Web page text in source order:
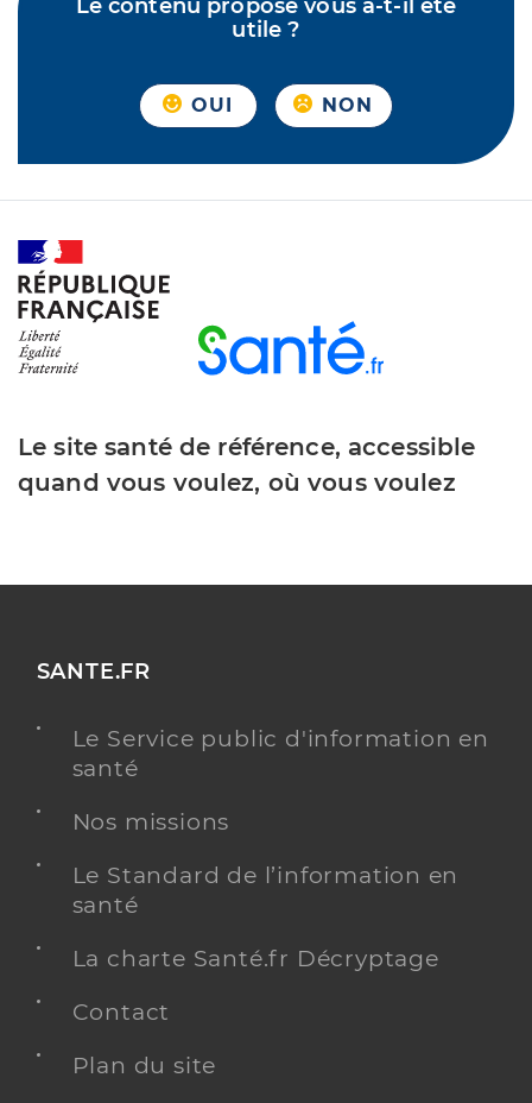
Le contenu proposé vous a-t-il été
utile ?
OUI NON
Le site santé de référence, accessible
quand vous voulez, où vous voulez
SANTE.FR
Le Service public d'information en
santé
Nos missions
Le Standard de l’information en
santé
La charte Santé.fr Décryptage
Contact
Plan du site